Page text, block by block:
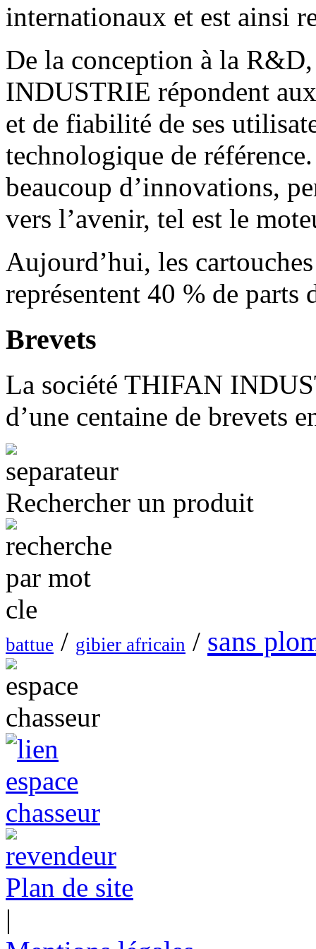
internationaux et est ainsi
De la conception à la
INDUSTRIE répondent
et de fiabilité de ses
technologique de
beaucoup d’innovations,
vers l’avenir, tel est le
Aujourd’hui, les
représentent 40 % de parts
Brevets
La société THIFAN
d’une centaine de brevets
Rechercher un produit
battue / gibier africain / sans
Plan de site
|